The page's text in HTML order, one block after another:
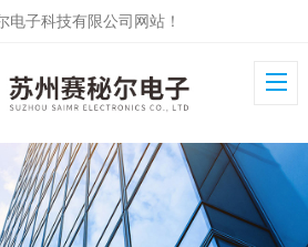
子科技有限公司网站！